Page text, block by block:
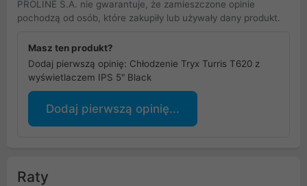
PROLINE S.A. nie gwarantuje, że zamieszczone opinie
pochodzą od osób, które zakupiły lub używały dany produkt.
Masz ten produkt?
Dodaj pierwszą opinię: Chłodzenie Tryx Turris T620 z
wyświetlaczem IPS 5" Black
Dodaj pierwszą opinię...
Raty